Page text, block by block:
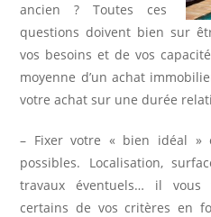
ancien ? Toutes ces
questions doivent bien sur
vos besoins et de vos
moyenne d’un achat
votre achat sur une durée
– Fixer votre « bien idéal »
possibles. Localisation,
travaux éventuels… il
certains de vos critères en